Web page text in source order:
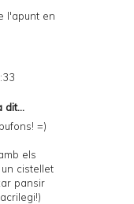
l'apunt en
dit...
=)
els
cistellet
pansir